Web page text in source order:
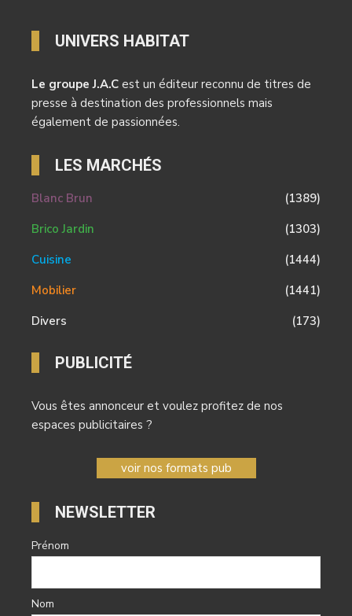
UNIVERS HABITAT
Le groupe J.A.C est un éditeur reconnu de titres de
presse à destination des professionnels mais
également de passionnées.
LES MARCHÉS
Blanc Brun
(1389)
Brico Jardin
(1303)
Cuisine
(1444)
Mobilier
(1441)
Divers
(173)
PUBLICITÉ
Vous êtes annonceur et voulez profitez de nos
espaces publicitaires ?
voir nos formats pub
NEWSLETTER
Prénom
Nom